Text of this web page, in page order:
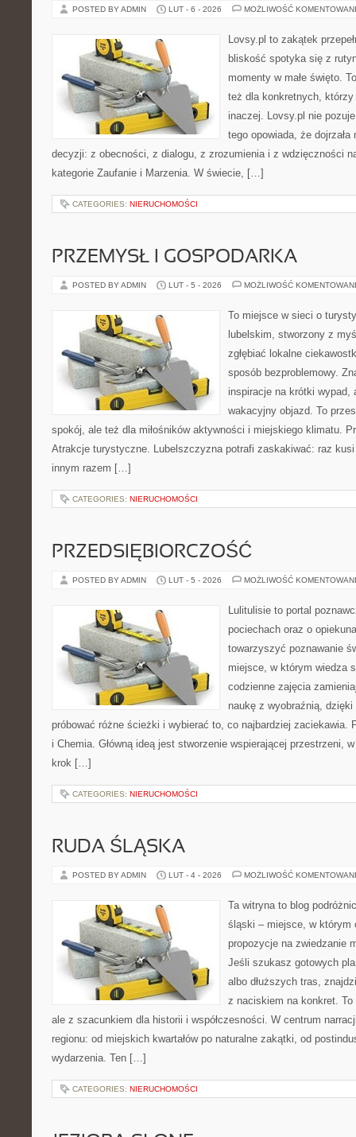
POSTED BY ADMIN LUT - 6 - 2026 MOŻLIWOŚĆ
Lovsy.pl to zakątek
bliskość spotyka się z
momenty w małe święto.
też dla konkretnych, którzy
inaczej. Lovsy.pl nie
tego opowiada, że dojrzała
decyzji: z obecności, z dialogu, z zrozumienia i z wdzięczności
kategorie Zaufanie i Marzenia. W świecie, […]
CATEGORIES: NIERUCHOMOŚCI
PRZEMYSŁ I GOSPODARKA
POSTED BY ADMIN LUT - 5 - 2026 MOŻLIWOŚĆ
To miejsce w sieci o
lubelskim, stworzony z
zgłębiać lokalne
sposób bezproblemowy.
inspiracje na krótki wypad,
wakacyjny objazd. To
spokój, ale też dla miłośników aktywności i miejskiego klimatu.
Atrakcje turystyczne. Lubelszczyzna potrafi zaskakiwać: raz
innym razem […]
CATEGORIES: NIERUCHOMOŚCI
PRZEDSIĘBIORCZOŚĆ
POSTED BY ADMIN LUT - 5 - 2026 MOŻLIWOŚĆ
Lulitulisie to portal
pociechach oraz o
towarzyszyć poznawanie
miejsce, w którym wiedza
codzienne zajęcia
naukę z wyobraźnią,
próbować różne ścieżki i wybierać to, co najbardziej zaciekawia.
i Chemia. Główną ideą jest stworzenie wspierającej przestrzeni,
krok […]
CATEGORIES: NIERUCHOMOŚCI
RUDA ŚLĄSKA
POSTED BY ADMIN LUT - 4 - 2026 MOŻLIWOŚĆ
Ta witryna to blog
śląski – miejsce, w którym
propozycje na zwiedzanie
Jeśli szukasz gotowych
albo dłuższych tras,
z naciskiem na konkret.
ale z szacunkiem dla historii i współczesności. W centrum
regionu: od miejskich kwartałów po naturalne zakątki, od
wydarzenia. Ten […]
CATEGORIES: NIERUCHOMOŚCI